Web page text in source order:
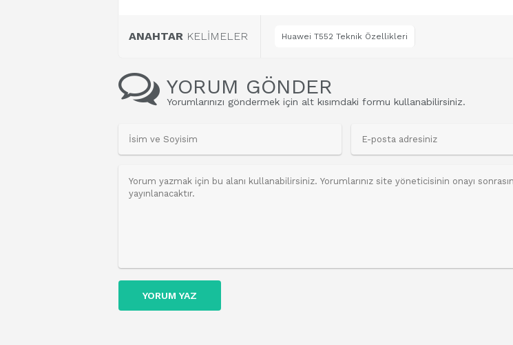
ANAHTAR KELİMELER Huawei T552 Teknik Özellikleri
YORUM GÖNDER
Yorumlarınızı göndermek için alt kısımdaki formu kullanabilirsiniz.
YORUM YAZ